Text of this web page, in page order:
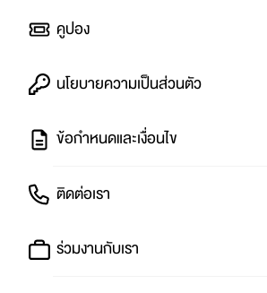
คูปอง
นโยบายความเป็นส่วนตัว
ข้อกำหนดและเงื่อนไข
ติดต่อเรา
ร่วมงานกับเรา